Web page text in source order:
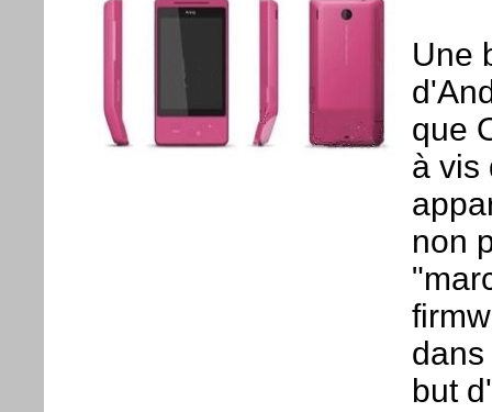
Une
que
à vis
non
but